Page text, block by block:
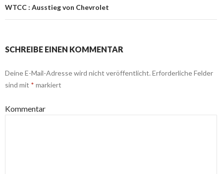
WTCC : Ausstieg von Chevrolet
SCHREIBE EINEN KOMMENTAR
Deine E-Mail-Adresse wird nicht veröffentlicht. Erforderliche Felder
sind mit * markiert
Kommentar